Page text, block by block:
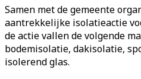
Samen met de gemeente
aantrekkelijke isolatieactie
de actie vallen de volgende
bodemisolatie, dakisolatie,
isolerend glas.